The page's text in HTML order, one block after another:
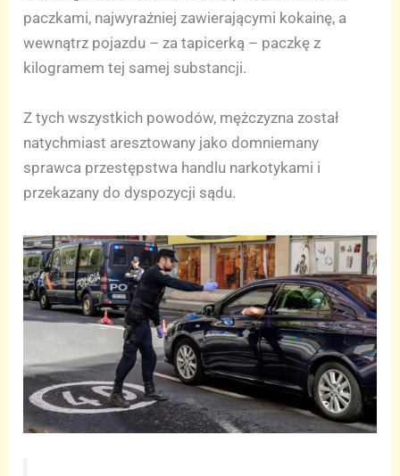
paczkami, najwyraźniej zawierającymi kokainę, a
wewnątrz pojazdu – za tapicerką – paczkę z
kilogramem tej samej substancji.
Z tych wszystkich powodów, mężczyzna został
natychmiast aresztowany jako domniemany
sprawca przestępstwa handlu narkotykami i
przekazany do dyspozycji sądu.